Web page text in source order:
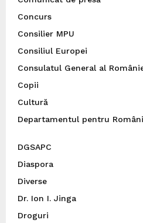
Concurs
Consilier MPU
Consiliul Europei
Consulatul General al
Copii
Cultură
Departamentul pentru
DGSAPC
Diaspora
Diverse
Dr. Ion I. Jinga
Droguri